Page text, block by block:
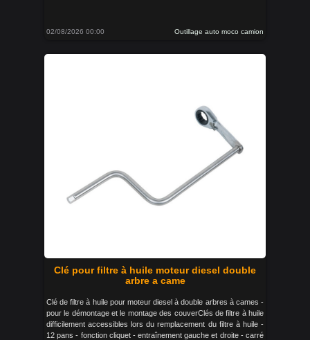
02/08/2026 00:00 Outillage auto moco camion
Clé pour filtre à huile moteur diesel double
arbre a came
Clé de filtre à huile pour moteur diesel à double arbres à cames -
pour le démontage et le montage des couverClés de filtre à huile
difficilement accessibles lors du remplacement du filtre à huile -
12 pans - fonction cliquet - entraînement gauche et droite - carré